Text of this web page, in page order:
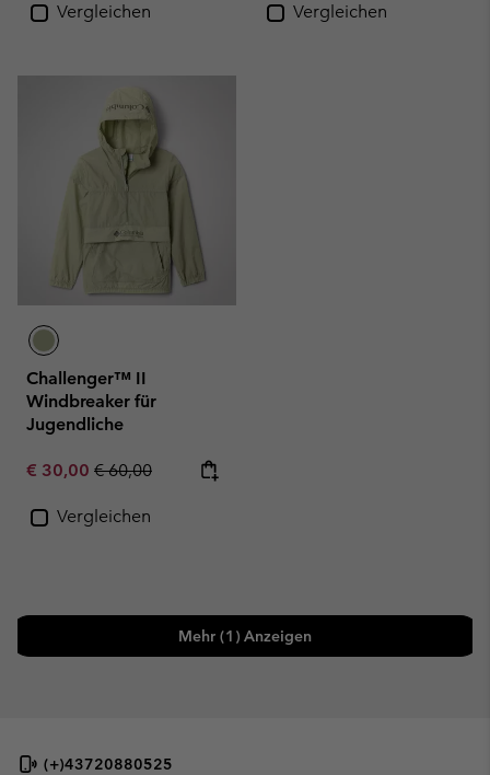
Vergleichen Vergleichen
Challenger™ II
Windbreaker für
Jugendliche
Sale price:
€ 30,00 Regular price:
€ 60,00
Vergleichen
Mehr (1) Anzeigen
(+)43720880525